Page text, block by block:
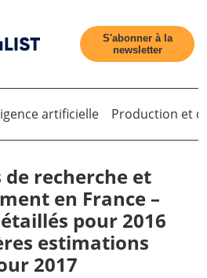
S'abonner à la
newsletter
artificielle Production et
de recherche et
en France –
pour 2016
estimations
2017